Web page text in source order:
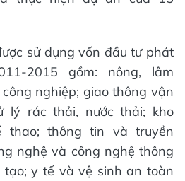
sử dụng vốn đầu tư phát
2015 gồm: nông, lâm
nghiệp; giao thông vận
lý rác thải, nước thải; kho
thao; thông tin và truyền
nghệ và công nghệ thông
y tế và vệ sinh an toàn